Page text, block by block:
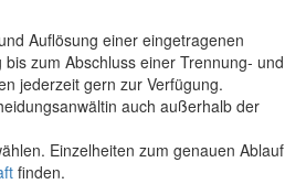
Auflösung einer eingetragenen
zum Abschluss einer Trennung- und
jederzeit gern zur Verfügung.
auch außerhalb der
Einzelheiten zum genauen Ablauf
finden.